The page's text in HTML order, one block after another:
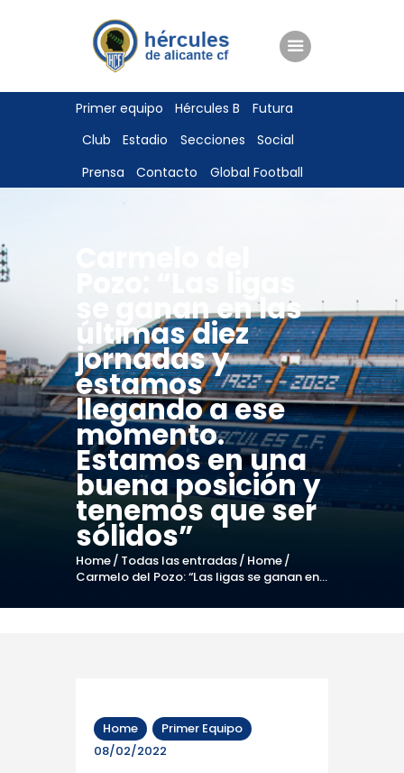
Primer equipo Hércules B
Futura
Club
Estadio Secciones
Social
Prensa
Contacto Global Football
se ganan en las
últimas diez
jornadas y
estamos
llegando a ese
momento.
Estamos en una
buena posición y
tenemos que ser
sólidos”
Home Todas las entradas
Home
Carmelo del Pozo: “Las ligas se ganan en...
ENTRADAS
TIENDA
HÉRCULESCF100
Home
Primer Equipo
08/02/2022